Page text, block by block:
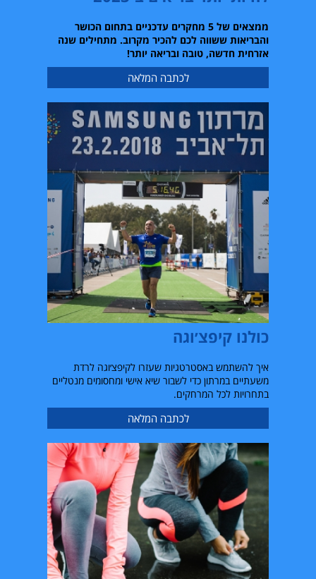
ממצאים של5 מחקרים עדכניים בתחום הכושר
והבריאות ששווה לכם להכיר מקרוב. מתחילים שנה
אזרחית חדשה,טובה ובריאה יותר!
לכתבה המלאה
כולנו קיפצ׳וגה
איך להשתמש באסטרטגיות שעזרו לקיפצ׳וגה לרדת
משעתיים במרתון כדי לשבור שיא אישי ומחסומים מנטליים
בתחרויות לכל המרחקים.
לכתבה המלאה